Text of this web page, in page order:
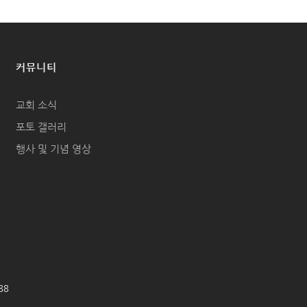
커뮤니티
교회 소식
포토 갤러리
행사 및 기념 영상